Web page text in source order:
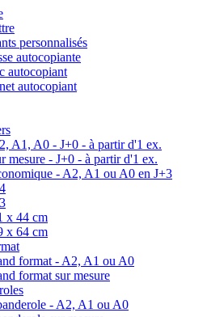
personnalisés
autocopiante
autocopiant
autocopiant
A1, A0 - J+0 - à partir d'1 ex.
mesure - J+0 - à partir d'1 ex.
- A2, A1 ou A0 en J+3
x 44 cm
x 64 cm
format - A2, A1 ou A0
format sur mesure
- A2, A1 ou A0